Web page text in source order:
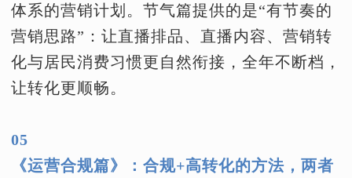
体系的营销计划。节气篇提供的是“有节奏的
营销思路”：让直播排品、直播内容、营销转
化与居民消费习惯更自然衔接，全年不断档，
让转化更顺畅。
05
《运营合规篇》：合规+高转化的方法，两者